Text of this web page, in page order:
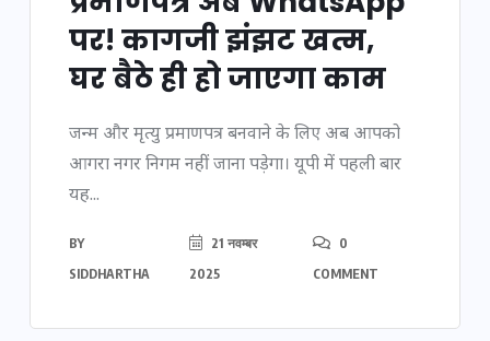
पर! कागजी झंझट खत्म,
घर बैठे ही हो जाएगा काम
जन्म और मृत्यु प्रमाणपत्र बनवाने के लिए अब आपको
आगरा नगर निगम नहीं जाना पड़ेगा। यूपी में पहली बार
यह...
BY
SIDDHARTHA
21 नवम्बर
2025
0
COMMENT